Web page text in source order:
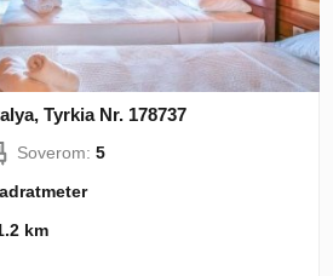
Tyrkia Nr. 178737
Soverom:5
km